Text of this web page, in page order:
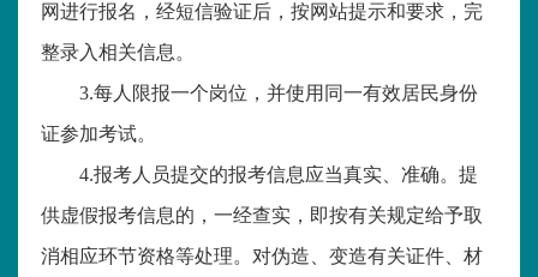
网进行报名，经短信验证后，按网站提示和要求，完
整录入相关信息。
3.每人限报一个岗位，并使用同一有效居民身份
证参加考试。
4.报考人员提交的报考信息应当真实、准确。提
供虚假报考信息的，一经查实，即按有关规定给予取
消相应环节资格等处理。对伪造、变造有关证件、材